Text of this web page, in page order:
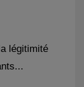
légitimité